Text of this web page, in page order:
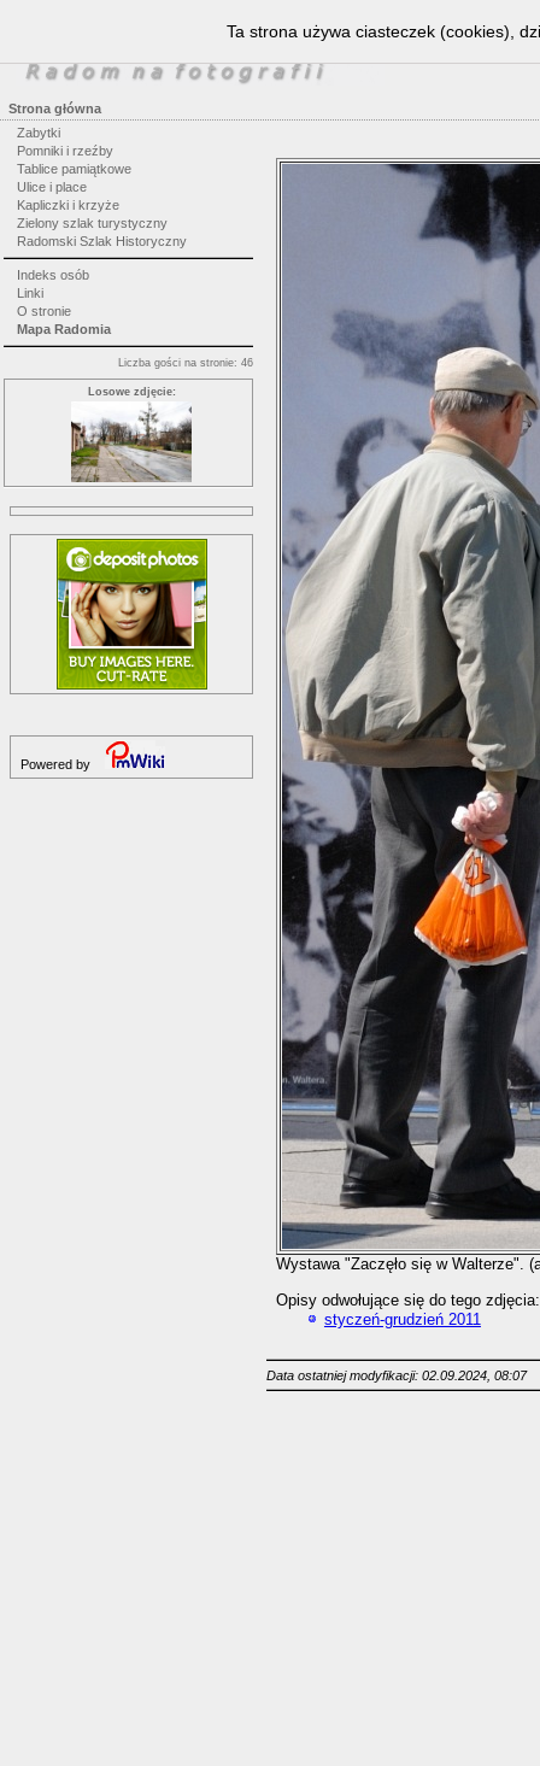
Strona główna
Zabytki
Pomniki i rzeźby
Tablice pamiątkowe
Ulice i place
Kapliczki i krzyże
Zielony szlak turystyczny
Radomski Szlak Historyczny
Indeks osób
Linki
O stronie
Mapa Radomia
Liczba gości na stronie: 46
Losowe zdjęcie:
Powered by
Wystawa "Zaczęło się w Walterze".
Opisy odwołujące się do tego zdjęcia:
styczeń-grudzień 2011
Data ostatniej modyfikacji: 02.09.2024, 08:07
Ta strona używa ciasteczek (cookies),